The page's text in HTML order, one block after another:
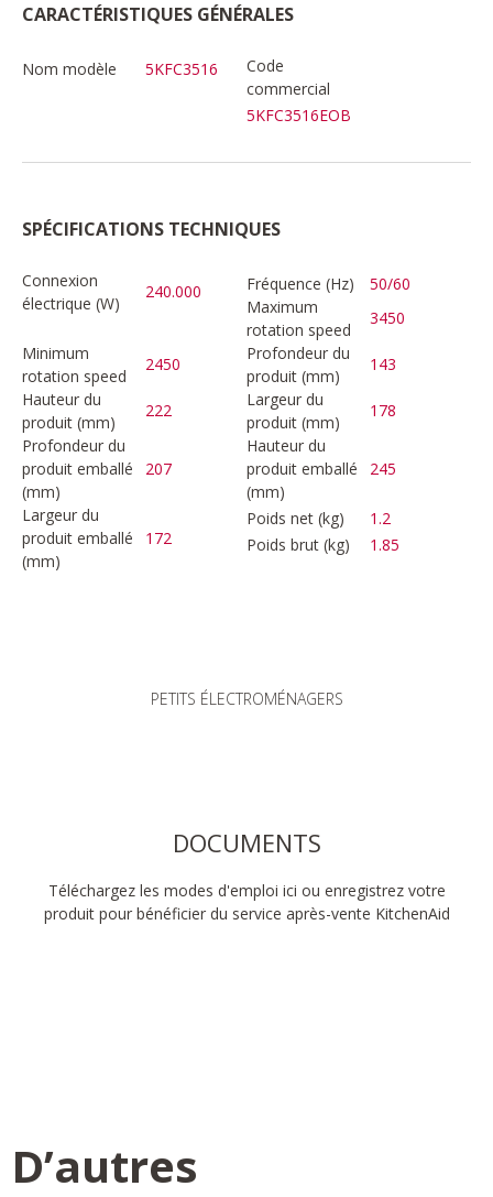
CARACTÉRISTIQUES GÉNÉRALES
Nom modèle 5KFC3516
Code
commercial
5KFC3516EOB
SPÉCIFICATIONS TECHNIQUES
Connexion
électrique (W)
240.000 Fréquence (Hz)
50/60
Maximum
rotation speed
3450
Minimum
rotation speed
2450
Profondeur du
produit (mm)
143
Hauteur du
produit (mm)
222
Largeur du
produit (mm)
178
Profondeur du
produit emballé
(mm)
207
Hauteur du
produit emballé
(mm)
245
Largeur du
produit emballé
(mm)
172
Poids net (kg)
1.2
Poids brut (kg)
1.85
PETITS ÉLECTROMÉNAGERS
DOCUMENTS
Téléchargez les modes d'emploi ici ou enregistrez votre
produit pour bénéficier du service après-vente KitchenAid
D’autres